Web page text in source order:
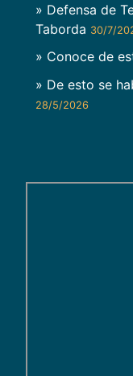
» Defensa de
Taborda 30/7/
» Conoce de
» De esto se
28/5/2026